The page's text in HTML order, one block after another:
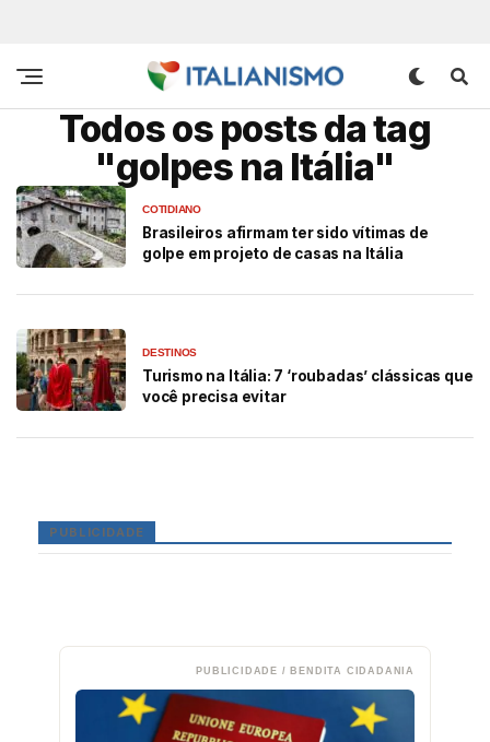
Todos os posts da tag
"golpes na Itália"
COTIDIANO
Brasileiros afirmam ter sido vítimas de
golpe em projeto de casas na Itália
DESTINOS
Turismo na Itália: 7 ‘roubadas’ clássicas que
você precisa evitar
PUBLICIDADE
PUBLICIDADE / BENDITA CIDADANIA